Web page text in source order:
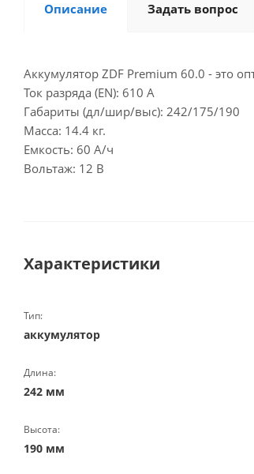
Описание Задать вопрос
Аккумулятор ZDF Premium 60.0 - это
Ток разряда (EN): 610 A
Габариты (дл/шир/выс): 242/175/190
Масса: 14.4 кг.
Емкость: 60 А/ч
Вольтаж: 12 В
Характеристики
Тип:
аккумулятор
Длина:
242 мм
Высота:
190 мм